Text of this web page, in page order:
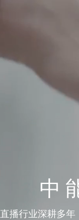
中
直播行业深耕多年